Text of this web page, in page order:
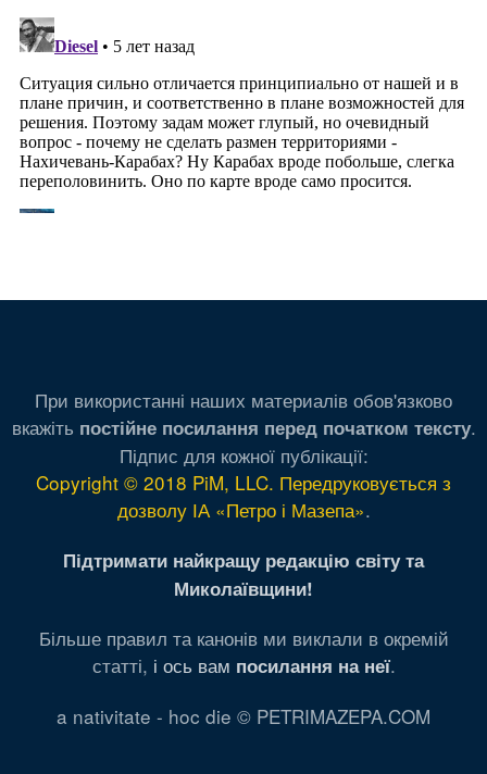
При використанні наших материалів обов'язково
вкажіть постійне посилання перед початком тексту.
Підпис для кожної публікації:
Copyright © 2018 PiM, LLC. Передруковується з
дозволу ІА «Петро і Мазепа».
Підтримати найкращу редакцію світу та
Миколаївщини!
Більше правил та канонів ми виклали в окремій
статті, і ось вам посилання на неї.
a nativitate - hoc die © PETRIMAZEPA.COM